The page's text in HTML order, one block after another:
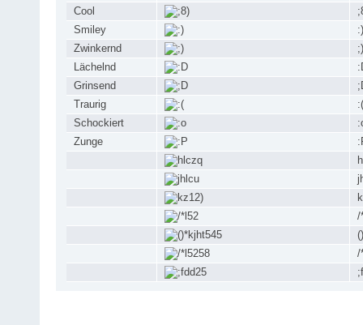
Cool
Smiley
:)
Zwinkernd
;)
Lächelnd
Grinsend
Traurig
:(
Schockiert
Zunge
/
/